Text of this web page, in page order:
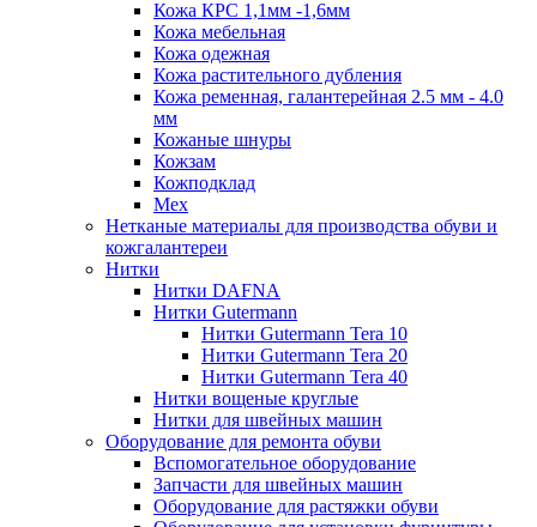
Кожа КРС 1,1мм -1,6мм
Кожа мебельная
Кожа одежная
Кожа растительного дубления
Кожа ременная, галантерейная 2.5 мм - 4.0
мм
Кожаные шнуры
Кожзам
Кожподклад
Мех
Нетканые материалы для производства обуви и
кожгалантереи
Нитки
Нитки DAFNA
Нитки Gutermann
Нитки Gutermann Tera 10
Нитки Gutermann Tera 20
Нитки Gutermann Tera 40
Нитки вощеные круглые
Нитки для швейных машин
Оборудование для ремонта обуви
Вспомогательное оборудование
Запчасти для швейных машин
Оборудование для растяжки обуви